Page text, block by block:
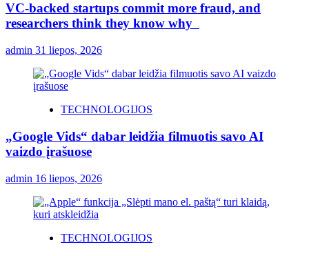
VC-backed startups commit more fraud, and
researchers think they know why
admin 31 liepos, 2026
TECHNOLOGIJOS
„Google Vids“ dabar leidžia filmuotis savo AI
vaizdo įrašuose
admin 16 liepos, 2026
TECHNOLOGIJOS